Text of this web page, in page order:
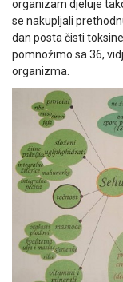
organizam djeluje
se nakupljali
dan posta čisti
pomnožimo sa 36,
organizma.